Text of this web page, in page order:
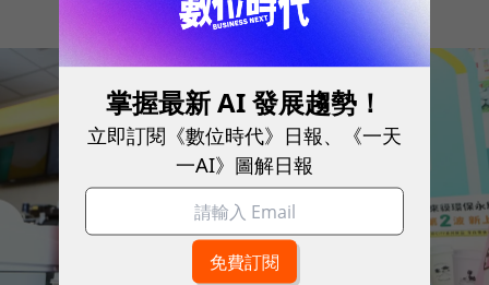
掌握最新 AI 發展趨勢！
立即訂閱《數位時代》日報、《一天
一AI》圖解日報